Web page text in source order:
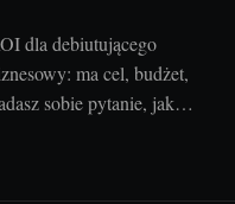
dla debiutującego
ma cel, budżet,
sobie pytanie, jak
kiedy inwestycja się
ułożyć budżet,